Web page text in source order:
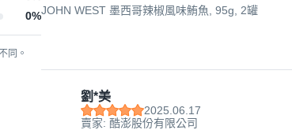
0%
同。
JOHN WEST 墨西哥辣椒風味鮪魚, 95g, 2罐
劉*美
2025.06.17
賣家: 酷澎股份有限公司